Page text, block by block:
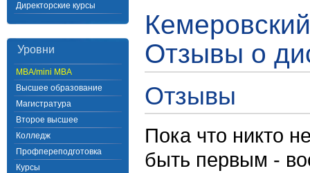
Директорские курсы
Уровни
MBA/mini MBA
Высшее образование
Магистратура
Второе высшее
Колледж
Профпереподготовка
Курсы
Отзывы о
Отзывы
Пока что никто
быть первым -